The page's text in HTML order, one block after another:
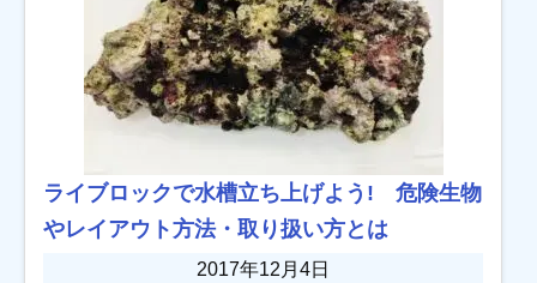
ライブロックで水槽立ち上げよう! 危険生物
やレイアウト方法・取り扱い方とは
2017年12月4日